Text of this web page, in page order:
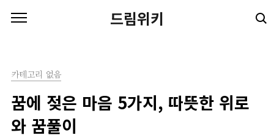
드림위키
카테고리 없음
꿈에 젖은 마음 5가지, 따뜻한 위로
와 꿈풀이